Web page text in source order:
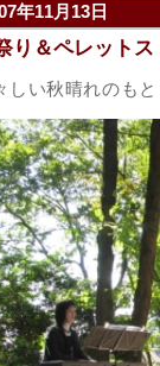
年11月13日
り＆ペレット
しい秋晴れのも